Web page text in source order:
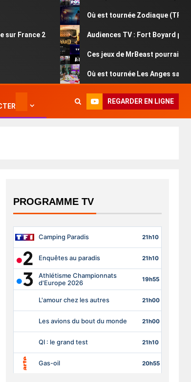
France 2
Où est tournée Zodiaque (TF1) ?
Audiences TV : Fort Boyard perd
Ces jeux de MrBeast pourraient
Où est tournée Les Anges saison
REGARDER EN LIGNE
PROGRAMME TV